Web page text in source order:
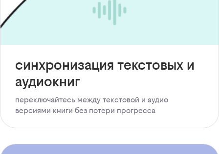
синхронизация текстовых и
аудиокниг
переключайтесь между текстовой и аудио
версиями книги без потери прогресса